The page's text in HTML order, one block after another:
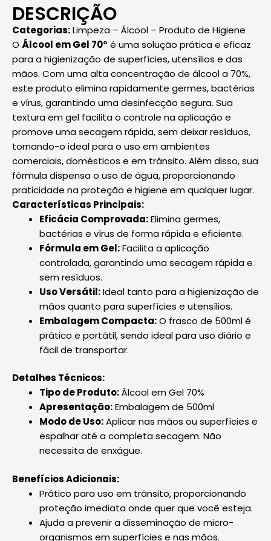
DESCRIÇÃO
Categorias:Limpeza – Álcool – Produto de Higiene
O Álcool em Gel 70° é uma solução prática e eficaz
para a higienização de superfícies, utensílios e das
mãos. Com uma alta concentração de álcool a 70%,
este produto elimina rapidamente germes, bactérias
e vírus, garantindo uma desinfecção segura. Sua
textura em gel facilita o controle na aplicação e
promove uma secagem rápida, sem deixar resíduos,
tornando-o ideal para o uso em ambientes
comerciais, domésticos e em trânsito. Além disso, sua
fórmula dispensa o uso de água, proporcionando
praticidade na proteção e higiene em qualquer lugar.
Características Principais:
Eficácia Comprovada:Elimina germes,
bactérias e vírus de forma rápida e eficiente.
Fórmula em Gel:Facilita a aplicação
controlada, garantindo uma secagem rápida e
sem resíduos.
Uso Versátil:Ideal tanto para a higienização de
mãos quanto para superfícies e utensílios.
Embalagem Compacta:O frasco de 500ml é
prático e portátil, sendo ideal para uso diário e
fácil de transportar.
Detalhes Técnicos:
Tipo de Produto:Álcool em Gel 70%
Apresentação:Embalagem de 500ml
Modo de Uso:Aplicar nas mãos ou superfícies e
espalhar até a completa secagem. Não
necessita de enxágue.
Benefícios Adicionais:
Prático para uso em trânsito, proporcionando
proteção imediata onde quer que você esteja.
Ajuda a prevenir a disseminação de micro-
organismos em superfícies e nas mãos.